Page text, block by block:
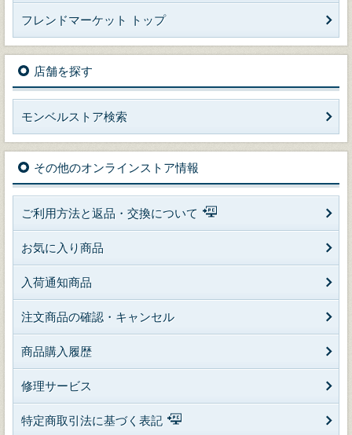
フレンドマーケット トップ
店舗を探す
モンベルストア検索
その他のオンラインストア情報
ご利用方法と返品・交換について
お気に入り商品
入荷通知商品
注文商品の確認・キャンセル
商品購入履歴
修理サービス
特定商取引法に基づく表記